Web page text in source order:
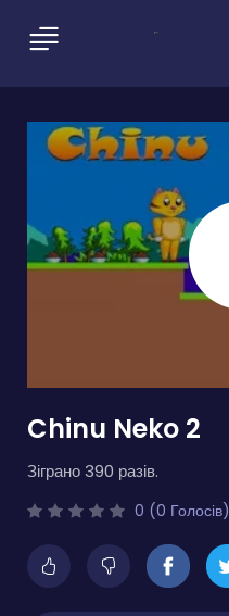
Chinu Neko 2
Зіграно 390 разів.
0 (0 Голосів)